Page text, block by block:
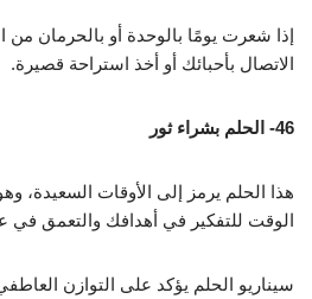
إذا شعرت يومًا بالوحدة أو بالحرمان من
الاتصال بأحبائك أو أخذ استراحة قصيرة.
46- ​​الحلم بشراء ثور
هذا الحلم يرمز إلى الأوقات السعيدة،
الوقت للتفكير في أهدافك والتعمق في
سيناريو الحلم يؤكد على التوازن